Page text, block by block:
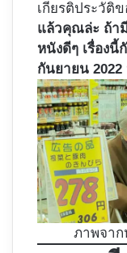
เกียรติประวัติ
แล้วคุณล่ะ ถ้ามี
หนังดีๆ เรื่อง
กันยายน
ภาพจาก